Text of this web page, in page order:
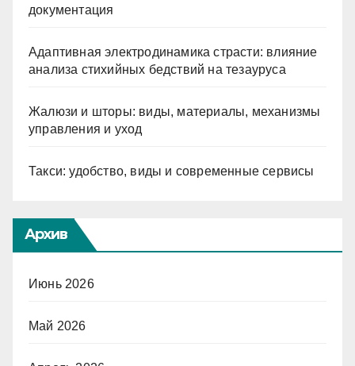
документация
Адаптивная электродинамика страсти: влияние
анализа стихийных бедствий на тезауруса
Жалюзи и шторы: виды, материалы, механизмы
управления и уход
Такси: удобство, виды и современные сервисы
Архив
Июнь 2026
Май 2026